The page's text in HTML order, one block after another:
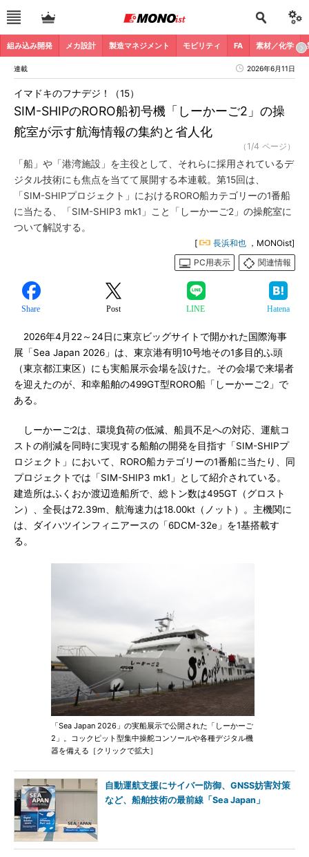
組み込み開発 メカ設計 製造マネジメント モビリティ FA 素材／化学
連載 2026年6月11日
SIM-SHIPのRORO船初号機「しーかーご2」の操
舵室が示す航海情報の集約と省人化
イマドキのフナデジ！（15）
（1/4 ページ）
「船」や「港湾施設」を主役として、それらに採用されているデ
ジタル技術にも焦点を当てて展開する本連載。第15回は、
「SIM-SHIPプロジェクト」におけるRORO船カテゴリーの1番船
に当たる、「SIM-SHIP3 mk1」こと「しーかーご2」の操舵室に
ついて解説する。
[ 長浜和也 ，MONOist]
PC用表示
関連情報
Share Post LINE Hatena
2026年4月22～24日に東京ビッグサイトで開かれた国際海事
展「Sea Japan 2026」は、東京港有明10号地その1多目的ふ頭
（東京都江東区）にも実船展示会場を設けた。その会場で来場者
を迎えたのが、和幸船舶の499GT型RORO船「しーかーご2」で
ある。
しーかーご2は、環境負荷の低減、船員不足への対応、運航コ
ストの削減を同時に実現する船舶の開発を目指す「SIM-SHIPプ
ロジェクト」において、RORO船カテゴリーの1番船に当たり、同
プロジェクトでは「SIM-SHIP3 mk1」として紹介されている。
建造所はふくおか渡辺造船所で、総トン数は495GT（グロスト
ン）、全長は72.39m、航海速力は18.00kt（ノット）。主機関に
は、ダイハツインフィニアースの「6DCM-32e」を1基搭載す
る。
「Sea Japan 2026」の実船展示で公開された「しーかーご
2」。コックピット型集中操舵コンソールや各種デジタル機
器を備える［クリックで拡大］
自動運航支援にサイバー防御、GNSS妨害対策
など、船舶技術の最前線「Sea Japan」